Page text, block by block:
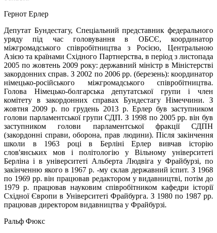
Гернот Ерлер
Депутат Бундестагу, Спеціальний представник федерального
уряду під час головування в ОБСЄ, координатор
міжгромадського співробітництва з Росією, Центральною
Азією та країнами Східного Партнерства, в період з листопада
2005 по жовтень 2009 року: державний міністр в Міністерстві
закордонних справ. З 2002 по 2006 рр. (березень): координатор
німецько-російського міжгромадського співробітництва.
Голова Німецько-болгарська депутатської групи і член
комітету в закордонних справах Бундестагу Німеччини. З
жовтня 2009 р. по грудень 2013 р. Ерлер був заступником
голови парламентської групи СДП. З 1998 по 2005 рр. він був
заступником голови парламентської фракції СДПН
(закордонні справи, оборона, прав людини). Після закінчення
школи в 1963 році в Берліні Ерлер вивчав історію
слов'янських мов і політологію у Вільному університеті
Берліна і в університеті Альберта Людвіга у Фрайбурзі, по
закінченню якого в 1967 р. -му склав державний іспит. З 1968
по 1969 рр. він працював редактором у видавництві, потім до
1979 р. працював науковим співробітником кафедри історії
Східної Європи в Університеті Фрайбурга. З 1980 по 1987 рр.
працював директором видавництва у Фрайбурзі.
Ральф Фюкс